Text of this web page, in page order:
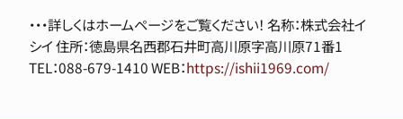
・・・詳しくはホームページをご覧ください！ 名称：株式会社イ
シイ 住所：徳島県名西郡石井町高川原字高川原71番1
TEL：088-679-1410 WEB：https://ishii1969.com/